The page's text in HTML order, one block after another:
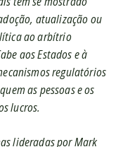
atualização ou
ao arbítrio
aos Estados e à
regulatórios
as pessoas e os
lucros.
lideradas por Mark